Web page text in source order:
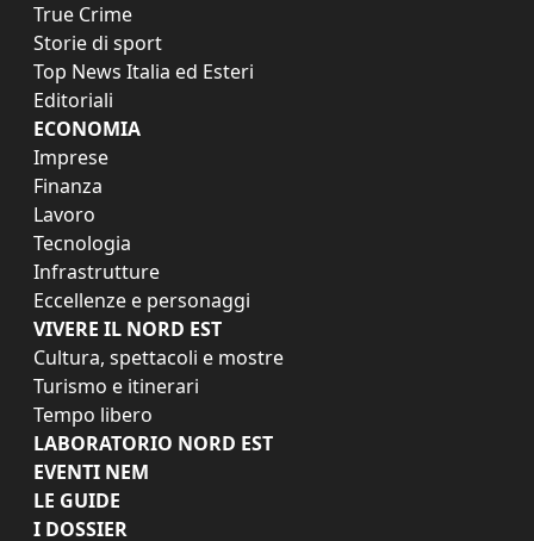
True Crime
Storie di sport
Top News Italia ed Esteri
Editoriali
ECONOMIA
Imprese
Finanza
Lavoro
Tecnologia
Infrastrutture
Eccellenze e personaggi
VIVERE IL NORD EST
Cultura, spettacoli e mostre
Turismo e itinerari
Tempo libero
LABORATORIO NORD EST
EVENTI NEM
LE GUIDE
I DOSSIER